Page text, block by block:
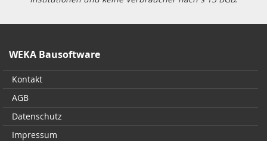
WEKA Bausoftware
Kontakt
AGB
Datenschutz
Impressum